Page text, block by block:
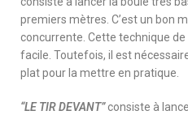
premiers mètres. C’est un bon
concurrente. Cette technique
facile. Toutefois, il est
plat pour la mettre en pratique.
“LE TIR DEVANT”consiste à